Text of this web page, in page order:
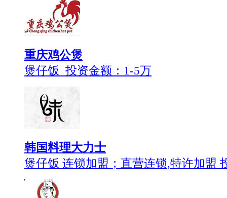
重庆鸡公煲
煲仔饭 投资金额： 1-5万
韩国料理大力士
煲仔饭 连锁加盟；直营连锁,特许加盟